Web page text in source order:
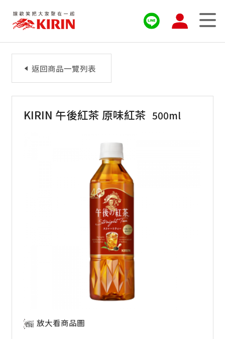
KIRIN 午後紅茶 原味紅茶 500ml
放大看商品圖
返回商品一覽列表